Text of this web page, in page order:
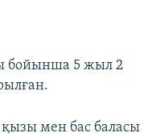
бойынша 5 жыл 2
қызы мен бас баласы